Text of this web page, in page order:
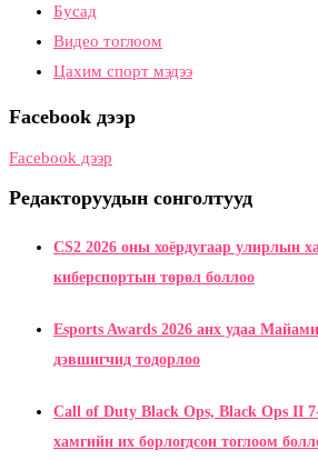
Бусад
Видео тоглоом
Цахим спорт мэдээ
Facebook дээр
Facebook дээр
Редакторуудын сонголтууд
CS2 2026 оны хоёрдугаар улирлын
киберспортын төрөл боллоо
Esports Awards 2026 анх удаа
дэвшигчид тодорлоо
Call of Duty Black Ops, Black Ops II
хамгийн их борлогдсон тоглоом